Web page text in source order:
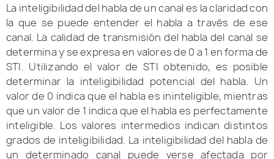
La inteligibilidad del habla de un canal es la claridad con
la que se puede entender el habla a través de ese
canal. La calidad de transmisión del habla del canal se
determina y se expresa en valores de 0 a 1 en forma de
STI. Utilizando el valor de STI obtenido, es posible
determinar la inteligibilidad potencial del habla. Un
valor de 0 indica que el habla es ininteligible, mientras
que un valor de 1 indica que el habla es perfectamente
inteligible. Los valores intermedios indican distintos
grados de inteligibilidad. La inteligibilidad del habla de
un determinado canal puede verse afectada por